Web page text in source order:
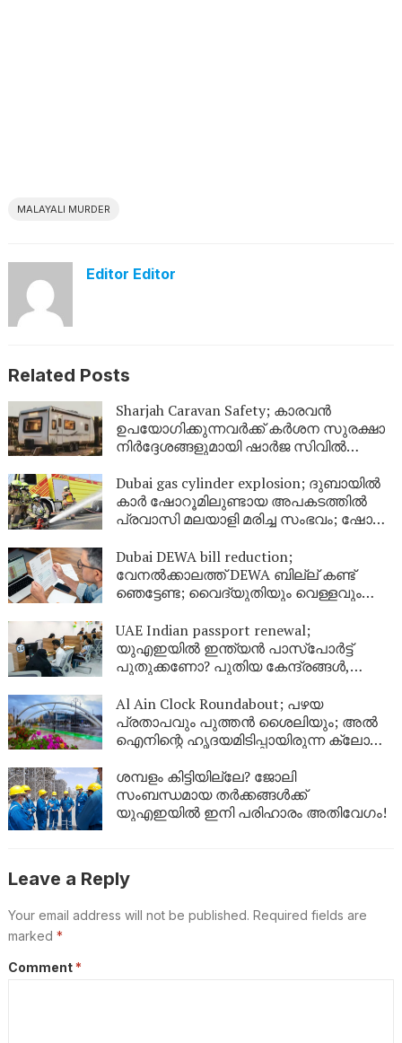
MALAYALI MURDER
Editor Editor
Related Posts
Sharjah Caravan Safety; കാരവൻ
ഉപയോഗിക്കുന്നവർക്ക് കർശന സുരക്ഷാ
നിർദ്ദേശങ്ങളുമായി ഷാർജ സിവിൽ
Dubai gas cylinder explosion; ദുബായിൽ
കാർ ഷോറൂമിലുണ്ടായ അപകടത്തിൽ
പ്രവാസി മലയാളി മരിച്ച സംഭവം; ഷോറൂം
Dubai DEWA bill reduction;
വേനൽക്കാലത്ത് DEWA ബില്ല് കണ്ട്
ഞെട്ടേണ്ട; വൈദ്യുതിയും വെള്ളവും
UAE Indian passport renewal;
യുഎഇയിൽ ഇന്ത്യൻ പാസ്‌പോർട്ട്
പുതുക്കണോ? പുതിയ കേന്ദ്രങ്ങൾ,
അറിയേണ്ടതെല്ലാം
Al Ain Clock Roundabout; പഴയ
പ്രതാപവും പുത്തൻ ശൈലിയും; അൽ
ഐനിന്റെ ഹൃദയമിടിപ്പായിരുന്ന ക്ലോക്ക്
ശമ്പളം കിട്ടിയില്ലേ? ജോലി
സംബന്ധമായ തർക്കങ്ങൾക്ക്
യുഎഇയിൽ ഇനി പരിഹാരം അതിവേഗം!
Leave a Reply
Your email address will not be published. Required fields are
marked *
Comment *